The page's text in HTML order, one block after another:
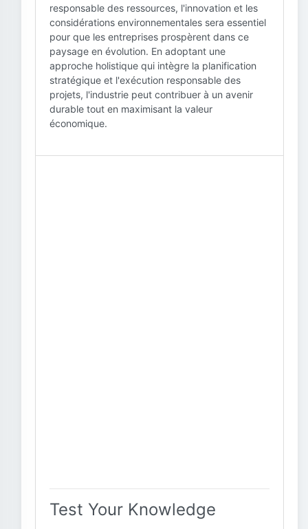
responsable des ressources, l'innovation et les
considérations environnementales sera essentiel
pour que les entreprises prospèrent dans ce
paysage en évolution. En adoptant une
approche holistique qui intègre la planification
stratégique et l'exécution responsable des
projets, l'industrie peut contribuer à un avenir
durable tout en maximisant la valeur
économique.
Test Your Knowledge